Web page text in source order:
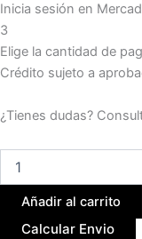
Inicia sesión en
3
Elige la cantidad de
Crédito sujeto a
¿Tienes dudas?
Añadir al carrito
Calcular Envio